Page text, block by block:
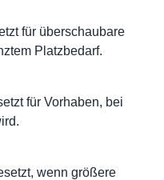
für überschaubare
Platzbedarf.
für Vorhaben, bei
wenn größere